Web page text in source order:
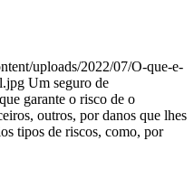
uploads/2022/07/O-que-e-
Um seguro de
garante o risco de o
outros, por danos que lhes
tipos de riscos, como, por